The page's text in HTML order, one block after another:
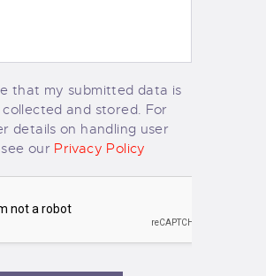
that my submitted data is
collected and stored. For
details on handling user
our Privacy Policy